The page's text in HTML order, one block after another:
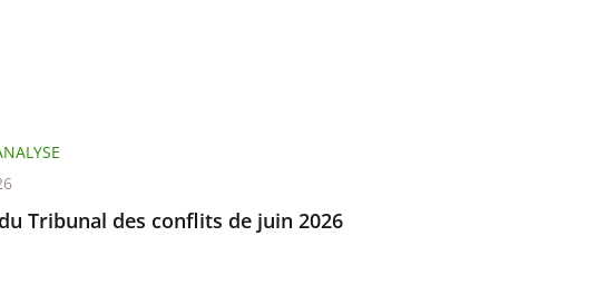
Tribunal des conflits de juin 2026